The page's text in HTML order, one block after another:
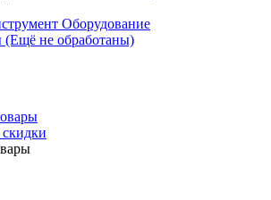
Оборудование
не обработаны)